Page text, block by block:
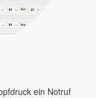
ein Notruf